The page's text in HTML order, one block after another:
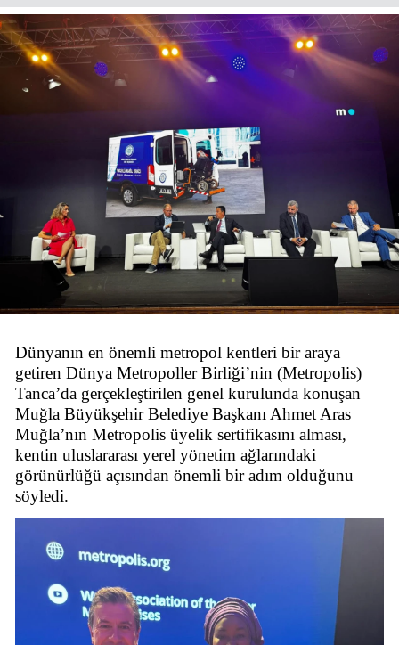
Dünyanın en önemli metropol kentleri bir araya
getiren Dünya Metropoller Birliği’nin (Metropolis)
Tanca’da gerçekleştirilen genel kurulunda konuşan
Muğla Büyükşehir Belediye Başkanı Ahmet Aras
Muğla’nın Metropolis üyelik sertifikasını alması,
kentin uluslararası yerel yönetim ağlarındaki
görünürlüğü açısından önemli bir adım olduğunu
söyledi.